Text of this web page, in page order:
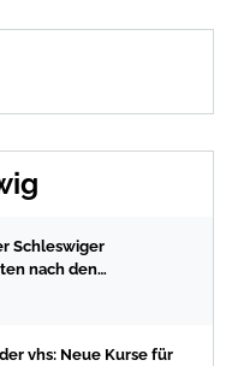
Schleswiger
nach den
vhs: Neue Kurse für